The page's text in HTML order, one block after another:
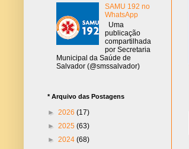
SAMU 192 no
WhatsApp
Uma
publicação
compartilhada
por Secretaria
Municipal da Saúde de
Salvador (@smssalvador)
* Arquivo das Postagens
► 2026 (17)
► 2025 (63)
► 2024 (68)